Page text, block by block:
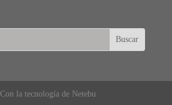
la tecnología de Netebu